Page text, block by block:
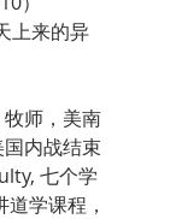
上来的异
师，美南
内战结束
七个学
学课程，